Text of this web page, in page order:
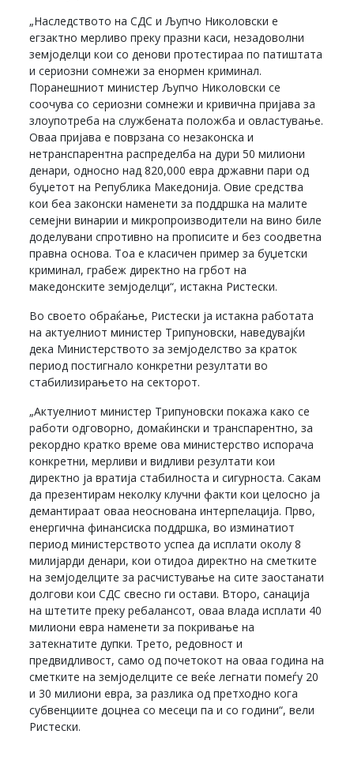
„Наследството на СДС и Љупчо Николовски е
егзактно мерливо преку празни каси, незадоволни
земјоделци кои со денови протестираа по патиштата
и сериозни сомнежи за енормен криминал.
Поранешниот министер Љупчо Николовски се
соочува со сериозни сомнежи и кривична пријава за
злоупотреба на службената положба и овластување.
Оваа пријава е поврзана со незаконска и
нетранспарентна распределба на дури 50 милиони
денари, односно над 820,000 евра државни пари од
буџетот на Република Македонија. Овие средства
кои беа законски наменети за поддршка на малите
семејни винарии и микропроизводители на вино биле
доделувани спротивно на прописите и без соодветна
правна основа. Тоа е класичен пример за буџетски
криминал, грабеж директно на грбот на
македонските земјоделци“, истакна Ристески.
Во своето обраќање, Ристески ја истакна работата
на актуелниот министер Трипуновски, наведувајќи
дека Министерството за земјоделство за краток
период постигнало конкретни резултати во
стабилизирањето на секторот.
„Актуелниот министер Трипуновски покажа како се
работи одговорно, домаќински и транспарентно, за
рекордно кратко време ова министерство испорача
конкретни, мерливи и видливи резултати кои
директно ја вратија стабилноста и сигурноста. Сакам
да презентирам неколку клучни факти кои целосно ја
демантираат оваа неоснована интерпелација. Прво,
енергична финансиска поддршка, во изминатиот
период министерството успеа да исплати околу 8
милијарди денари, кои отидоа директно на сметките
на земјоделците за расчистување на сите заостанати
долгови кои СДС свесно ги остави. Второ, санација
на штетите преку ребалансот, оваа влада исплати 40
милиони евра наменети за покривање на
затекнатите дупки. Трето, редовност и
предвидливост, само од почетокот на оваа година на
сметките на земјоделците се веќе легнати помеѓу 20
и 30 милиони евра, за разлика од претходно кога
субвенциите доцнеа со месеци па и со години“, вели
Ристески.